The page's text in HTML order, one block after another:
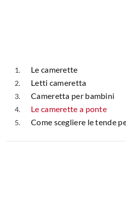
Le camerette
Letti cameretta
Cameretta per bambini
Le camerette a ponte
Come scegliere le tende